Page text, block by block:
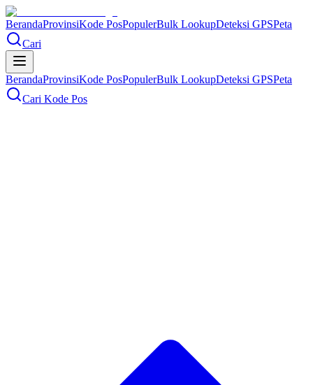
BerandaProvinsiKode PosPopulerBulk LookupDeteksi GPSPeta
Cari
BerandaProvinsiKode PosPopulerBulk LookupDeteksi GPSPeta
Cari Kode Pos